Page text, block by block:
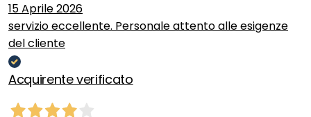
15 Aprile 2026
servizio eccellente. Personale attento alle esigenze
del cliente
Acquirente verificato